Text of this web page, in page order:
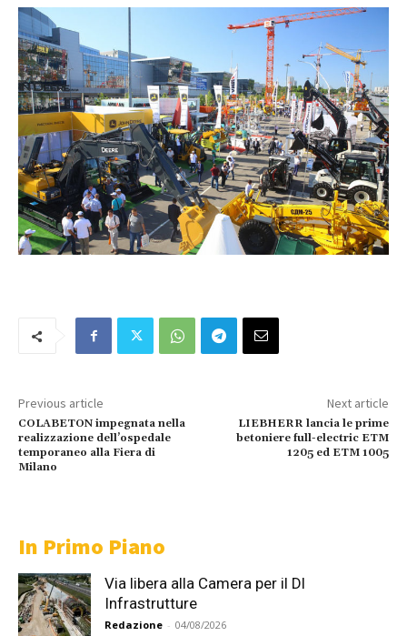
Previous article
COLABETON impegnata nella
realizzazione dell’ospedale
temporaneo alla Fiera di
Milano
Next article
LIEBHERR lancia le prime
betoniere full-electric ETM
1205 ed ETM 1005
In Primo Piano
Via libera alla Camera per il Dl
Infrastrutture
Redazione - 04/08/2026